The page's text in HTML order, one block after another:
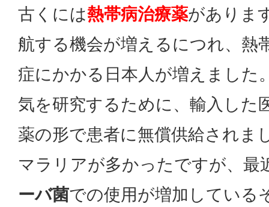
古くには熱帯病治療薬がありま
航する機会が増えるにつれ、熱
症にかかる日本人が増えました
気を研究するために、輸入した
薬の形で患者に無償供給されま
マラリアが多かったですが、最
ーバ菌での使用が増加している